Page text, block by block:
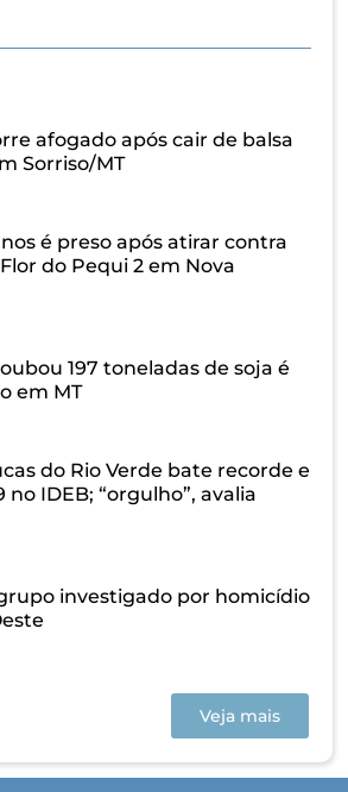
afogado após cair de balsa
Sorriso/MT
é preso após atirar contra
do Pequi 2 em Nova
197 toneladas de soja é
em MT
do Rio Verde bate recorde e
IDEB; “orgulho”, avalia
investigado por homicídio
Veja mais